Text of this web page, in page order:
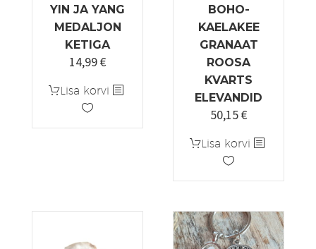
YIN JA YANG
MEDALJON
KETIGA
14,99€
Lisa korvi
BOHO-
KAELAKEE
GRANAAT
ROOSA
KVARTS
ELEVANDID
Algne
oli:
59,00 €.
50,15€Praegune
on:
Lisa korvi